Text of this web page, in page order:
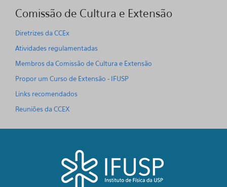
Comissão de Cultura e Extensão
Diretrizes da CCEx
Atividades regulamentadas
Membros da Comissão de Cultura e Extensão
Propor um Curso de Extensão - IFUSP
Links recomendados
Reuniões da CCEX